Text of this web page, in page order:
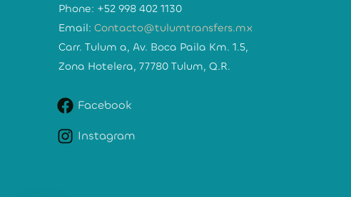
Phone: +52 998 402 1130
Email: Contacto@tulumtransfers.mx
Carr. Tulum a, Av. Boca Paila Km. 1.5,
Zona Hotelera, 77780 Tulum, Q.R.
Facebook
Instagram